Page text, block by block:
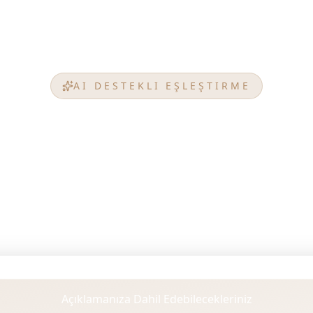
AI DESTEKLI EŞLEŞTIRME
Açıklamanıza Dahil Edebilecekleriniz